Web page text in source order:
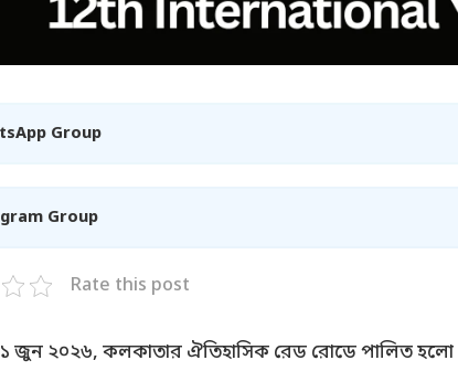
Group
Group
Rate this post
জুন ২০২৬, কলকাতার ঐতিহাসিক রেড রোডে পালিত হলো